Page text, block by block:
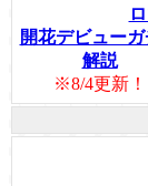
開花デビューガ
解説
※8/4更新！